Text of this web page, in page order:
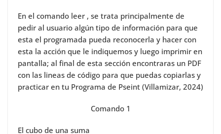
En el comando leer , se trata principalmente de
pedir al usuario algún tipo de información para que
esta el programada pueda reconocerla y hacer con
esta la acción que le indiquemos y luego imprimir en
pantalla; al final de esta sección encontraras un PDF
con las lineas de código para que puedas copiarlas y
practicar en tu Programa de Pseint (Villamizar, 2024)
Comando 1
El cubo de una suma